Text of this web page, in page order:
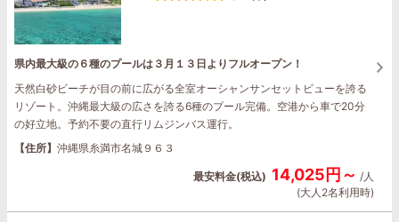
県内最大級の６種のプールは３月１３日よりフルオープン！
天然白砂ビーチが目の前に広がる全室オーシャンサンセットビューを誇る
リゾート。沖縄最大級の広さを誇る6種のプール完備。空港から車で20分
の好立地。予約不要の直行リムジンバス運行。
【住所】 沖縄県糸満市名城９６３
最安料金(税込) 14,025円～ /人
(大人2名利用時)